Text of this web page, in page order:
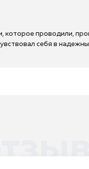
которое проводили,
себя в